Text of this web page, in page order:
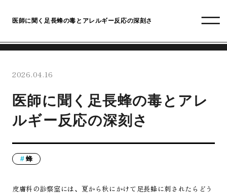
医師に聞く足長蜂の毒とアレルギー反応の深刻さ
2026.04.16
医師に聞く足長蜂の毒とアレ
ルギー反応の深刻さ
蜂
皮膚科の診察室には、夏から秋にかけて足長蜂に刺されたらどう